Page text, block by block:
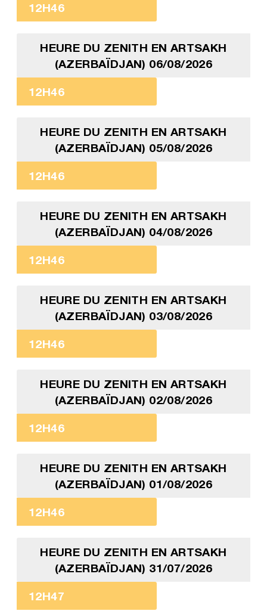
12H46
HEURE DU ZENITH EN ARTSAKH
(AZERBAÏDJAN) 06/08/2026
12H46
HEURE DU ZENITH EN ARTSAKH
(AZERBAÏDJAN) 05/08/2026
12H46
HEURE DU ZENITH EN ARTSAKH
(AZERBAÏDJAN) 04/08/2026
12H46
HEURE DU ZENITH EN ARTSAKH
(AZERBAÏDJAN) 03/08/2026
12H46
HEURE DU ZENITH EN ARTSAKH
(AZERBAÏDJAN) 02/08/2026
12H46
HEURE DU ZENITH EN ARTSAKH
(AZERBAÏDJAN) 01/08/2026
12H46
HEURE DU ZENITH EN ARTSAKH
(AZERBAÏDJAN) 31/07/2026
12H47